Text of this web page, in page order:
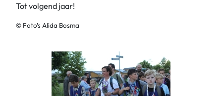
Tot volgend jaar!
© Foto’s Alida Bosma